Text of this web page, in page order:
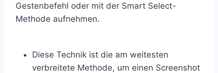
Gestenbefehl oder mit der Smart Select-
Methode aufnehmen.
Diese Technik ist die am weitesten
verbreitete Methode, um einen Screenshot